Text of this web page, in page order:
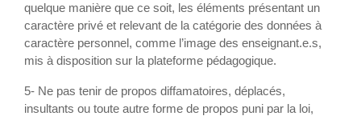
quelque manière que ce soit, les éléments présentant un
caractère privé et relevant de la catégorie des données à
caractère personnel, comme l’image des enseignant.e.s,
mis à disposition sur la plateforme pédagogique.
5- Ne pas tenir de propos diffamatoires, déplacés,
insultants ou toute autre forme de propos puni par la loi,